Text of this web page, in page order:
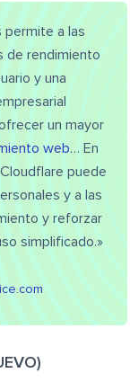
permite a las
de rendimiento
y una
un mayor
web… En
puede
y a las
y reforzar
simplificado.»